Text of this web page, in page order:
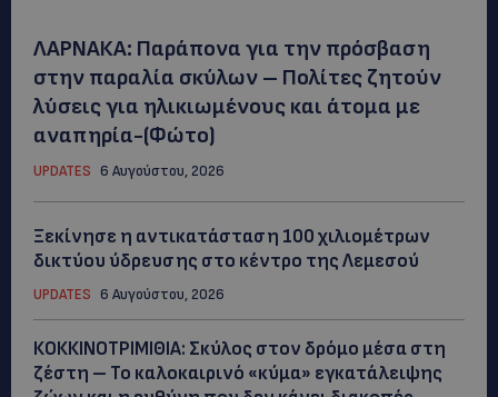
ΛΑΡΝΑΚΑ: Παράπονα για την πρόσβαση
στην παραλία σκύλων – Πολίτες ζητούν
λύσεις για ηλικιωμένους και άτομα με
αναπηρία-(Φώτο)
UPDATES 6 Αυγούστου, 2026
Ξεκίνησε η αντικατάσταση 100 χιλιομέτρων
δικτύου ύδρευσης στο κέντρο της Λεμεσού
UPDATES 6 Αυγούστου, 2026
ΚΟΚΚΙΝΟΤΡΙΜΙΘΙΑ: Σκύλος στον δρόμο μέσα στη
ζέστη – Το καλοκαιρινό «κύμα» εγκατάλειψης